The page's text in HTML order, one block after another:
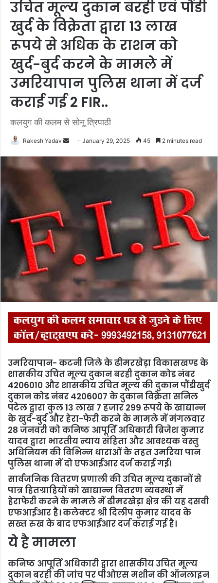
उचित मूल्य दुकान बरही एवं पौंडी
खुर्द के विक्रेता द्वारा 13 लाख
रूपये से अधिक के राशन को
खुर्द-बुर्द करने के मामले में
उमरियापान पुलिस थाना में दर्ज
कराई गई 2 FIR..
कलयुग की कलम से सोनू त्रिपाठी
Rakesh Yadav
a
January 29, 2025 45 2 minutes read
उमरियापान- कटनी जिले के ढीमरखेड़ा विकासखण्ड के
शासकीय उचित मूल्य दुकान बरही दुकान कोड नंबर
4206010 और शासकीय उचित मूल्य की दुकान पौंडीखुर्द
दुकान कोड नंबर 4206007 के दुकान विक्रेता सनिल
पटेल द्वारा कुल 13 लाख 7 हजार 299 रूपये के खाद्यान्न
के खुर्द-बुर्द और हेरा-फेरी करने के मामले में मंगलवार
28 जनवरी को कनिष्ठ आपूर्ति अधिकारी ब्रिजेश कुमार
यादव द्वारा भारतीय न्याय संहिता और आवश्यक वस्तु
अधिनियम की विभिन्न धाराओं के तहत उमरिया पान
पुलिस थाना में दो एफआईआर दर्ज कराई गई।
सार्वजनिक वितरण प्रणाली की उचित मूल्य दुकानों से
पात्र हितग्राहियों को खाद्यान्न वितरण व्यवस्था में
हेराफेरी करने के मामले में ढीमरखेड़ा क्षेत्र की यह दसवी
एफआईआर है। कलेक्टर श्री दिलीप कुमार यादव के
सख्त रुख के बाद एफआईआर दर्ज कराई गई है।
ये है मामला
कनिष्ठ आपूर्ति अधिकारी द्वारा शासकीय उचित मूल्य
दुकान बरही की जांच पर पीओएस मशीन की ऑनलाइन